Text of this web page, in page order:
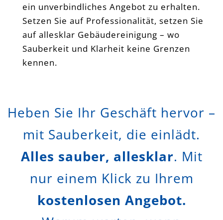
ein unverbindliches Angebot zu erhalten.
Setzen Sie auf Professionalität, setzen Sie
auf allesklar Gebäudereinigung – wo
Sauberkeit und Klarheit keine Grenzen
kennen.
Heben Sie Ihr Geschäft hervor –
mit Sauberkeit, die einlädt.
Alles sauber, allesklar. Mit
nur einem Klick zu Ihrem
kostenlosen Angebot.